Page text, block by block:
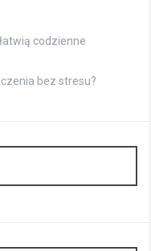
codzienne
bez stresu?